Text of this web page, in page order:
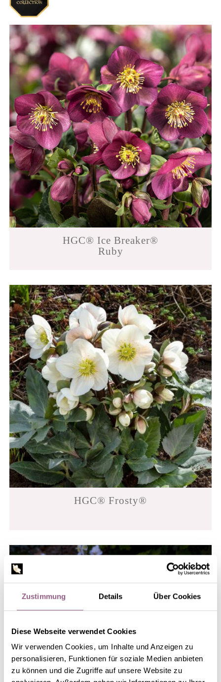
Zustimmung Details Über Cookies
Diese Webseite verwendet Cookies
Wir verwenden Cookies, um Inhalte und Anzeigen zu
personalisieren, Funktionen für soziale Medien anbieten
zu können und die Zugriffe auf unsere Website zu
HGC® Ice Breaker®
Ruby
HGC® Frosty®